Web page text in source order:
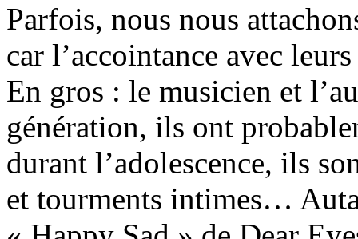
Parfois, nous nous
car l’accointance avec
En gros : le musicien et
génération, ils ont
durant l’adolescence, ils
et tourments intimes…